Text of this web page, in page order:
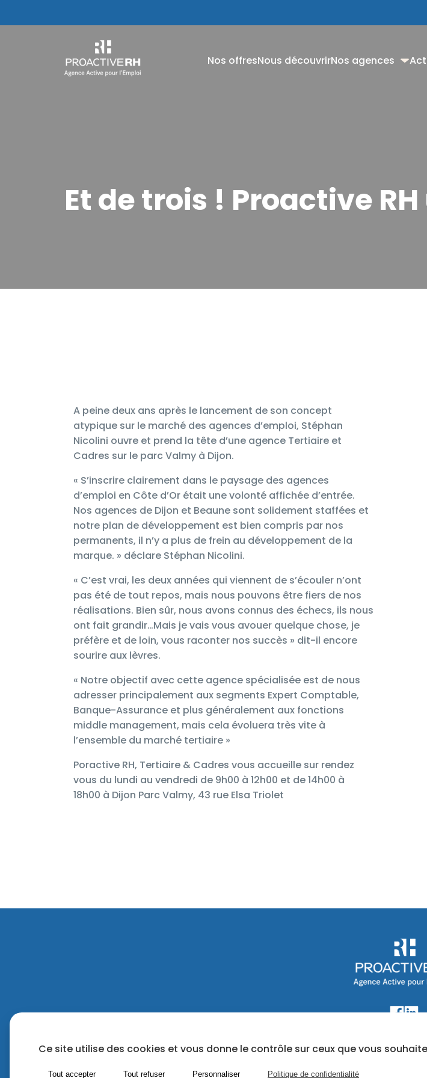
Nos offresNous découvrirNos agences
Et de trois ! Proactive
A peine deux ans après le lancement de son concept
atypique sur le marché des agences d’emploi, Stéphan
Nicolini ouvre et prend la tête d’une agence Tertiaire et
Cadres sur le parc Valmy à Dijon.
« S’inscrire clairement dans le paysage des agences
d’emploi en Côte d’Or était une volonté affichée d’entrée.
Nos agences de Dijon et Beaune sont solidement staffées et
notre plan de développement est bien compris par nos
permanents, il n’y a plus de frein au développement de la
marque. » déclare Stéphan Nicolini.
« C’est vrai, les deux années qui viennent de s’écouler n’ont
pas été de tout repos, mais nous pouvons être fiers de nos
réalisations. Bien sûr, nous avons connus des échecs, ils nous
ont fait grandir…Mais je vais vous avouer quelque chose, je
préfère et de loin, vous raconter nos succès » dit-il encore
sourire aux lèvres.
« Notre objectif avec cette agence spécialisée est de nous
adresser principalement aux segments Expert Comptable,
Banque-Assurance et plus généralement aux fonctions
middle management, mais cela évoluera très vite à
l’ensemble du marché tertiaire »
Poractive RH, Tertiaire & Cadres vous accueille sur rendez
vous du lundi au vendredi de 9h00 à 12h00 et de 14h00 à
18h00 à Dijon Parc Valmy, 43 rue Elsa Triolet
Nous découvrir FAQ Candidats Contact
Ce site utilise des cookies et vous donne le contrôle sur ceux que vous
Tout accepter Tout refuser Personnaliser Politique de confidentialité